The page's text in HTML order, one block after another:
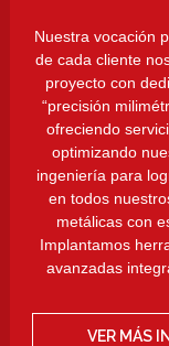
Nuestra vocación
de cada cliente
proyecto con
“precisión
ofreciendo
optimizando
ingeniería para
en todos
metálicas con
Implantamos
avanzadas
VER MÁS